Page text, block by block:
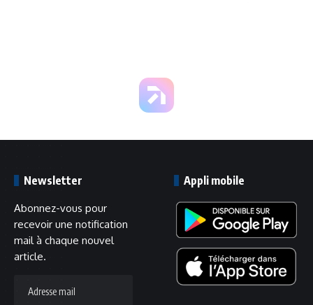
Newsletter
Abonnez-vous pour
recevoir une notification
mail à chaque nouvel
article.
mail
Appli mobile